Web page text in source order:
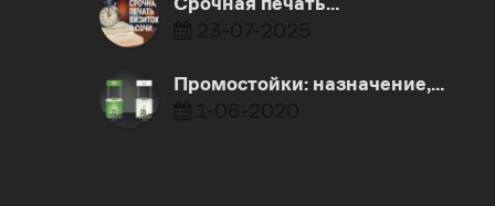
Промостойки: назначение,…